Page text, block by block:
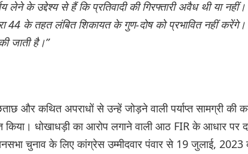
लेने के उद्देश्य से हैं कि प्रतिवादी की गिरफ्तारी अवैध थी या
44 के तहत लंबित शिकायत के गुण-दोष को प्रभावित नहीं करेंगे।
जाती है।”
और कथित अपराधों से उन्हें जोड़ने वाली पर्याप्त सामग्री की
किया। धोखाधड़ी का आरोप लगाने वाली आठ FIR के आधार पर
चुनाव के लिए कांग्रेस उम्मीदवार पंवार से 19 जुलाई, 2023